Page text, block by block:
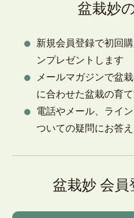
盆栽妙
新規会員登録で初回
ンプレゼントします
メールマガジンで盆
に合わせた盆栽の育
電話やメール、ライ
ついての疑問にお答え
盆栽妙 会員